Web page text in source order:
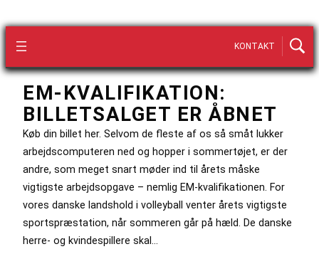
KONTAKT
EM-KVALIFIKATION:
BILLETSALGET ER ÅBNET
Køb din billet her. Selvom de fleste af os så småt lukker
arbejdscomputeren ned og hopper i sommertøjet, er der
andre, som meget snart møder ind til årets måske
vigtigste arbejdsopgave – nemlig EM-kvalifikationen. For
vores danske landshold i volleyball venter årets vigtigste
sportspræstation, når sommeren går på hæld. De danske
herre- og kvindespillere skal…